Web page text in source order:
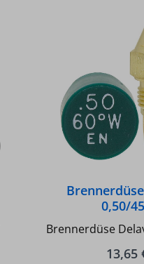
0,50/
Brennerdüse
13,65